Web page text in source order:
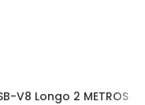
V8 Longo 2 METROS